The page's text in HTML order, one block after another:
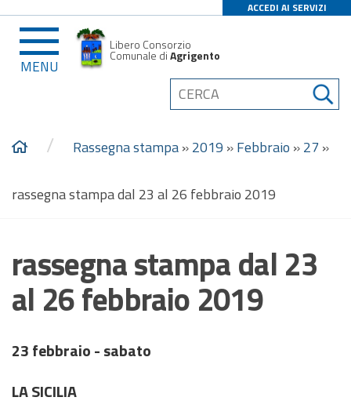
ACCEDI AI SERVIZI
MENU
Libero Consorzio
Comunale diAgrigento
/ Rassegna stampa»2019 »Febbraio »27»
rassegna stampa dal 23 al 26 febbraio 2019
rassegna stampa dal 23
al 26 febbraio 2019
23 febbraio - sabato
LA SICILIA